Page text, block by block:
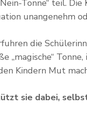
Tonne“ teil.
unangenehm
die
Kindern Mut
sie dabei,